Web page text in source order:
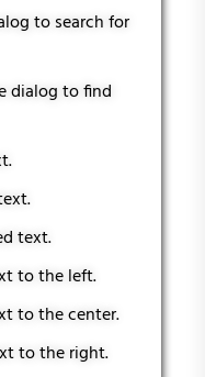
to search for
dialog to find
text.
to the left.
to the center.
to the right.